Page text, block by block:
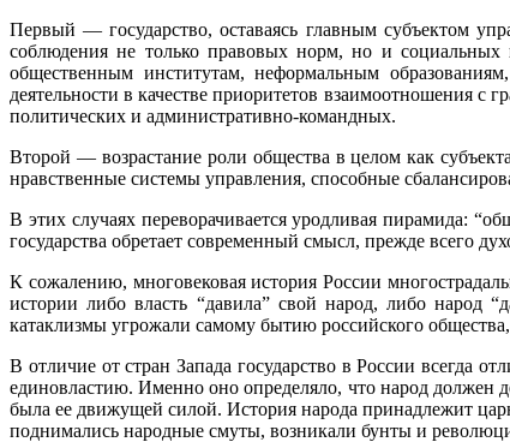
Первый — государство, оставаясь главным субъектом
соблюдения не только правовых норм, но и социальных
общественным институтам, неформальным
деятельности в качестве приоритетов взаимоотношения
политических и административно-командных.
Второй — возрастание роли общества в целом как
нравственные системы управления, способные
В этих случаях переворачивается уродливая пирамида:
государства обретает современный смысл, прежде всего
К сожалению, многовековая история России
истории либо власть “давила” свой народ, либо народ
катаклизмы угрожали самому бытию российского
В отличие от стран Запада государство в России всегда
единовластию. Именно оно определяло, что народ должен
была ее движущей силой. История народа принадлежит
поднимались народные смуты, возникали бунты и